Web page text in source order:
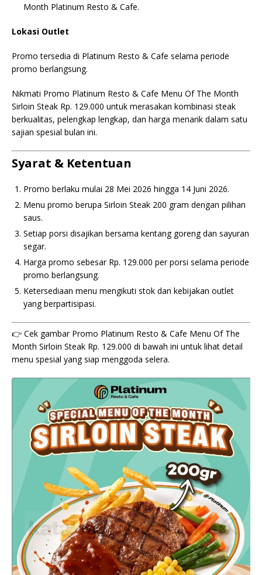
Month Platinum Resto & Cafe.
Lokasi Outlet
Promo tersedia di Platinum Resto & Cafe selama periode
promo berlangsung.
Nikmati Promo Platinum Resto & Cafe Menu Of The Month
Sirloin Steak Rp. 129.000 untuk merasakan kombinasi steak
berkualitas, pelengkap lengkap, dan harga menarik dalam satu
sajian spesial bulan ini.
Syarat & Ketentuan
Promo berlaku mulai 28 Mei 2026 hingga 14 Juni 2026.
Menu promo berupa Sirloin Steak 200 gram dengan pilihan
saus.
Setiap porsi disajikan bersama kentang goreng dan sayuran
segar.
Harga promo sebesar Rp. 129.000 per porsi selama periode
promo berlangsung.
Ketersediaan menu mengikuti stok dan kebijakan outlet
yang berpartisipasi.
👉 Cek gambar Promo Platinum Resto & Cafe Menu Of The
Month Sirloin Steak Rp. 129.000 di bawah ini untuk lihat detail
menu spesial yang siap menggoda selera.